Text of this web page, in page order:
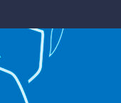
contenido